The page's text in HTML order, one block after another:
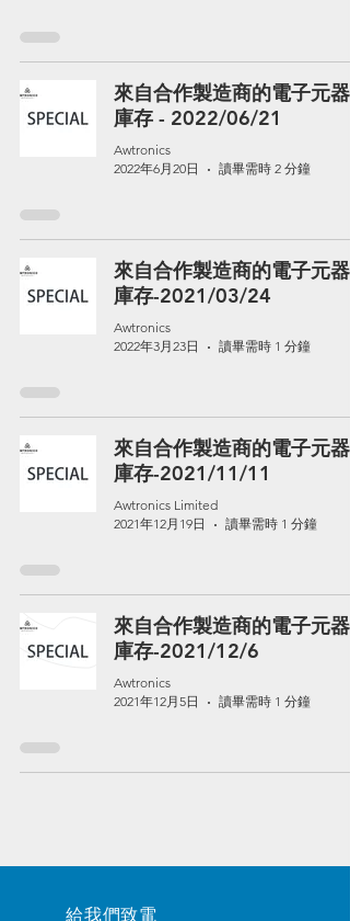
來自合作製造商的電子元器
庫存 - 2022/06/21
Awtronics
2022年6月20日
讀畢需時 2 分鐘
來自合作製造商的電子元器
庫存-2021/03/24
Awtronics
2022年3月23日
讀畢需時 1 分鐘
來自合作製造商的電子元器
庫存-2021/11/11
Awtronics Limited
2021年12月19日
讀畢需時 1 分鐘
來自合作製造商的電子元器
庫存-2021/12/6
Awtronics
2021年12月5日
讀畢需時 1 分鐘
給我們致電